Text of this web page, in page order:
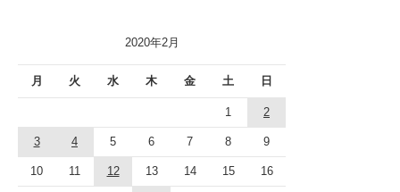
2020年2月
月 火 水 木 金 土 日
1 2
3 4 5 6 7 8 9
10 11 12 13 14 15 16